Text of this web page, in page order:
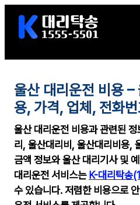
바
울산 대리운전 비용 –
용, 가격, 업체, 전화
울산 대리운전 비용과 관련된
리, 울산대리비, 울산대리비용,
금액 정보와 울산 대리기사 및
대리운전 서비스는K-대리탁
수 있습니다. 저렴한 비용으로